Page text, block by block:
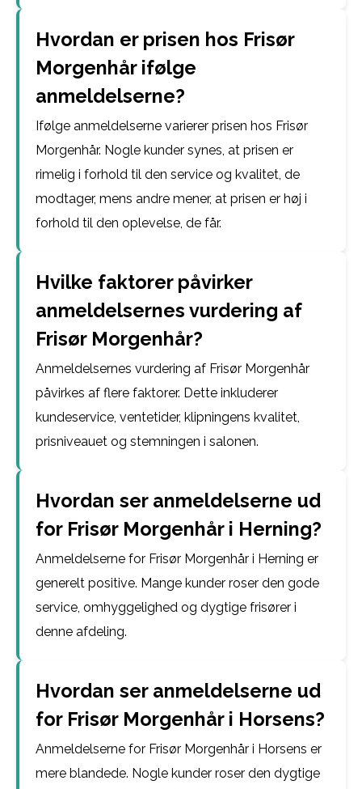
Hvordan er prisen hos Frisør
Morgenhår ifølge
anmeldelserne?
Ifølge anmeldelserne varierer prisen hos Frisør
Morgenhår. Nogle kunder synes, at prisen er
rimelig i forhold til den service og kvalitet, de
modtager, mens andre mener, at prisen er høj i
forhold til den oplevelse, de får.
Hvilke faktorer påvirker
anmeldelsernes vurdering af
Frisør Morgenhår?
Anmeldelsernes vurdering af Frisør Morgenhår
påvirkes af flere faktorer. Dette inkluderer
kundeservice, ventetider, klipningens kvalitet,
prisniveauet og stemningen i salonen.
Hvordan ser anmeldelserne ud
for Frisør Morgenhår i Herning?
Anmeldelserne for Frisør Morgenhår i Herning er
generelt positive. Mange kunder roser den gode
service, omhyggelighed og dygtige frisører i
denne afdeling.
Hvordan ser anmeldelserne ud
for Frisør Morgenhår i Horsens?
Anmeldelserne for Frisør Morgenhår i Horsens er
mere blandede. Nogle kunder roser den dygtige